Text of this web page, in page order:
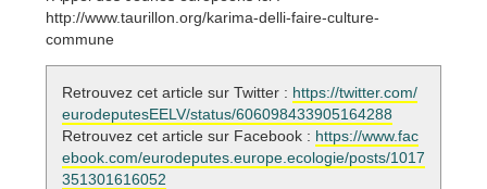
http://www.taurillon.org/karima-delli-faire-culture-
commune
Retrouvez cet article sur Twitter : https://twitter.com/
eurodeputesEELV/status/606098433905164288
Retrouvez cet article sur Facebook : https://www.fac
ebook.com/eurodeputes.europe.ecologie/posts/1017
351301616052